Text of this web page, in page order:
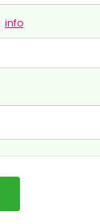
info